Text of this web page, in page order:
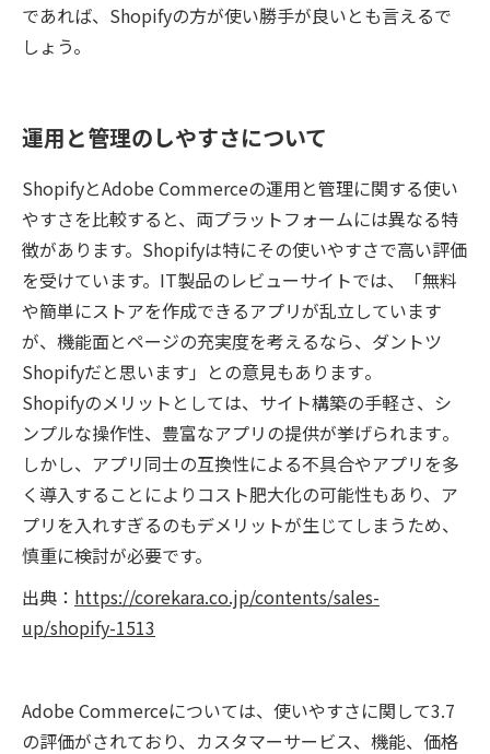
であれば、Shopifyの方が使い勝手が良いとも言えるで
しょう。
運用と管理のしやすさについて
ShopifyとAdobe Commerceの運用と管理に関する使い
やすさを比較すると、両プラットフォームには異なる特
徴があります。Shopifyは特にその使いやすさで高い評価
を受けています。IT製品のレビューサイトでは、「無料
や簡単にストアを作成できるアプリが乱立しています
が、機能面とページの充実度を考えるなら、ダントツ
Shopifyだと思います」との意見もあります​​。
Shopifyのメリットとしては、サイト構築の手軽さ、シ
ンプルな操作性、豊富なアプリの提供が挙げられます​​​​​​。
しかし、アプリ同士の互換性による不具合やアプリを多
く導入することによりコスト肥大化の可能性もあり、ア
プリを入れすぎるのもデメリットが生じてしまうため、
慎重に検討が必要です。
出典： https://corekara.co.jp/contents/sales-
up/shopify-1513
Adobe Commerceについては、使いやすさに関して3.7
の評価がされており、カスタマーサービス、機能、価格